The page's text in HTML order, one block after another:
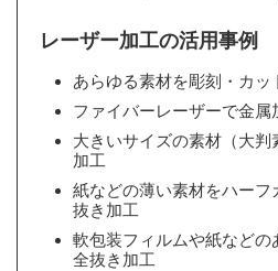
レーザー加工の活用事例
あらゆる素材を彫刻・カ
ファイバーレーザーで金属
大きいサイズの素材（大
加工
紙などの薄い素材をハーフ
抜き加工
軟包装フィルムや紙など
全抜き加工